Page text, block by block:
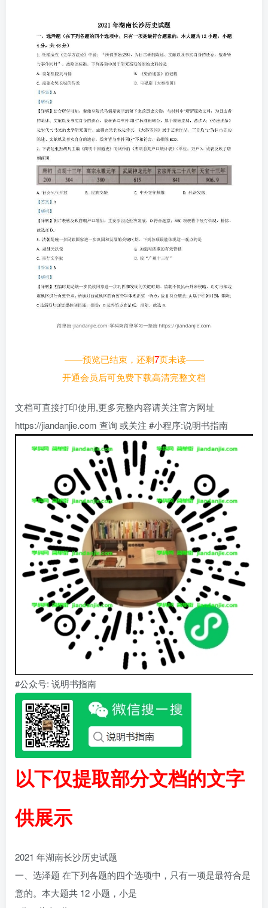
——预览已结束，还剩7页未读——
开通会员后可免费下载高清完整文档
文档可直接打印使用,更多完整内容请关注官方网址
https://jiandanjie.com 查询 或关注 #小程序:说明书指南
#公众号: 说明书指南
以下仅提取部分文档的文字
供展示
2021 年湖南长沙历史试题
一、选泽题 在下列各题的四个选项中，只有一项是最符合是
意的。本大题共 12 小题，小是